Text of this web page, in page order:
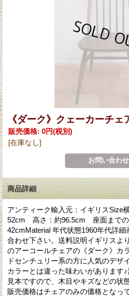
《ダーク》クェーカーチェ
販売価格: 0円(税別)
[在庫なし]
商品詳細
アンティーク輸入元：イギリス
52cm 高さ：約96.5cm 座面までの
42cmMaterial 年代状態1960年代詳
合わせ下さい。送料説明イギリスよ
のアーコールチェアの《ダーク》カ
ドセンチュリー系の方に人気のデザ
カラーとは違った味わいがあります
見本ですので、木目やキズなどの状
販売価格はチェアのみの価格となっ